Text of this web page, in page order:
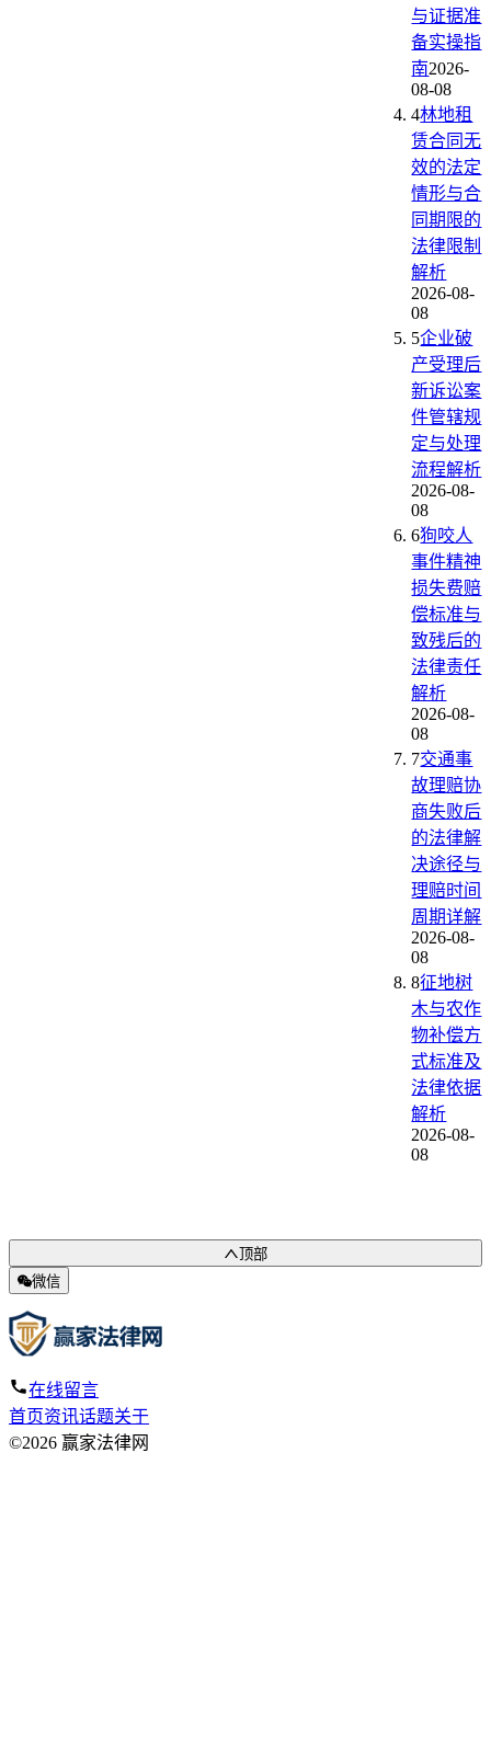
与证据准
备实操指
南2026-
08-08
4林地租
赁合同无
效的法定
情形与合
同期限的
法律限制
解析
2026-08-
08
5企业破
产受理后
新诉讼案
件管辖规
定与处理
流程解析
2026-08-
08
6狗咬人
事件精神
损失费赔
偿标准与
致残后的
法律责任
解析
2026-08-
08
7交通事
故理赔协
商失败后
的法律解
决途径与
理赔时间
周期详解
2026-08-
08
8征地树
木与农作
物补偿方
式标准及
法律依据
解析
2026-08-
08
顶部
微信
在线留言
首页资讯话题关于
©2026 赢家法律网